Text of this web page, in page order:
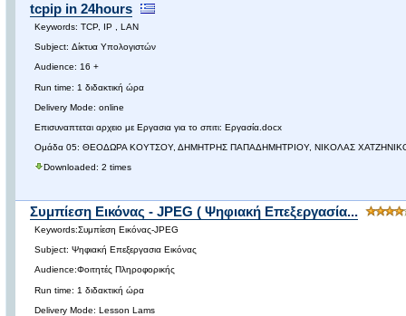
tcpip in 24hours
Keywords: TCP, IP , LAN
Subject: Δίκτυα Υπολογιστών
Audience: 16 +
Run time: 1 διδακτική ώρα
Delivery Mode: online
Επισυναπτεται αρχειο με Eργασια για το σπιτι: Εργασία.docx
Ομάδα 05: ΘΕΟΔΩΡΑ ΚΟΥΤΣΟΥ, ΔΗΜΗΤΡΗΣ ΠΑΠΑΔΗΜΗΤΡΙΟΥ, ΝΙΚΟΛΑΣ
Downloaded: 2 times
Συμπίεση Εικόνας - JPEG ( Ψηφιακή Επεξεργασία...
Keywords:Συμπίεση Εικόνας-JPEG
Subject: Ψηφιακή Επεξεργασια Εικόνας
Audience:Φοιτητές Πληροφορικής
Run time: 1 διδακτική ώρα
Delivery Mode: Lesson Lams